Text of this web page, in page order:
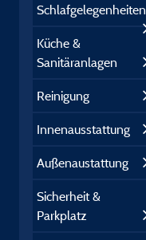
Schlafgelegenheiten
Küche &
Sanitäranlagen
Reinigung
Innenausstattung
Außenaustattung
Sicherheit &
Parkplatz